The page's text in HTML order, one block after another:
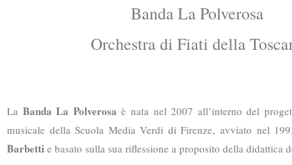
Banda La Polverosa
Orchestra di Fiati della
La Banda La Polverosa è nata nel 2007 all’interno del
musicale della Scuola Media Verdi di Firenze, avviato nel
Barbetti e basato sulla sua riflessione a proposito della didattica